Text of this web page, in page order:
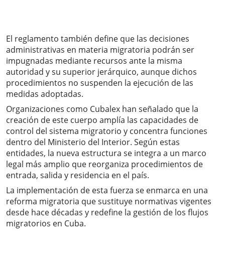
El reglamento también define que las decisiones
administrativas en materia migratoria podrán ser
impugnadas mediante recursos ante la misma
autoridad y su superior jerárquico, aunque dichos
procedimientos no suspenden la ejecución de las
medidas adoptadas.
Organizaciones como Cubalex han señalado que la
creación de este cuerpo amplía las capacidades de
control del sistema migratorio y concentra funciones
dentro del Ministerio del Interior. Según estas
entidades, la nueva estructura se integra a un marco
legal más amplio que reorganiza procedimientos de
entrada, salida y residencia en el país.
La implementación de esta fuerza se enmarca en una
reforma migratoria que sustituye normativas vigentes
desde hace décadas y redefine la gestión de los flujos
migratorios en Cuba.